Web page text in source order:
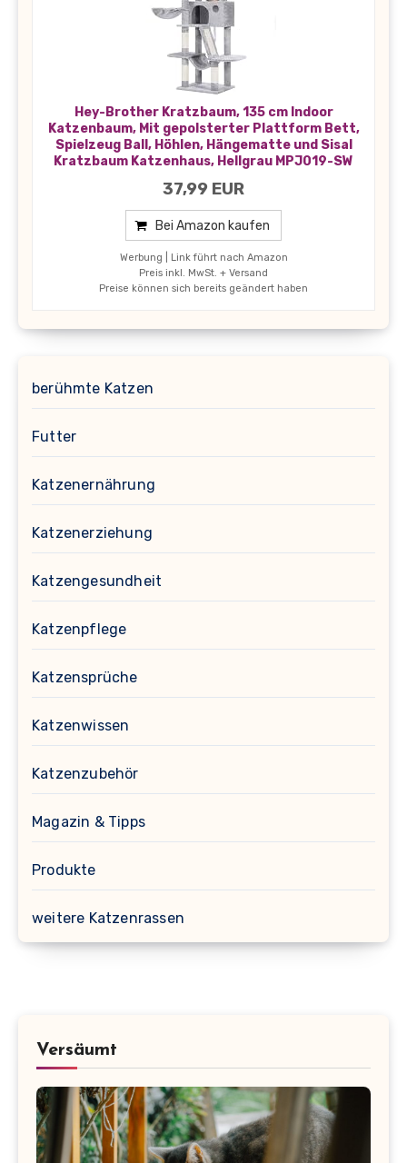
Hey-Brother Kratzbaum, 135 cm Indoor
Katzenbaum, Mit gepolsterter Plattform Bett,
Spielzeug Ball, Höhlen, Hängematte und Sisal
Kratzbaum Katzenhaus, Hellgrau MPJ019-SW
37,99 EUR
Bei Amazon kaufen
Werbung | Link führt nach Amazon
Preis inkl. MwSt. + Versand
Preise können sich bereits geändert haben
berühmte Katzen
Futter
Katzenernährung
Katzenerziehung
Katzengesundheit
Katzenpflege
Katzensprüche
Katzenwissen
Katzenzubehör
Magazin & Tipps
Produkte
weitere Katzenrassen
Versäumt